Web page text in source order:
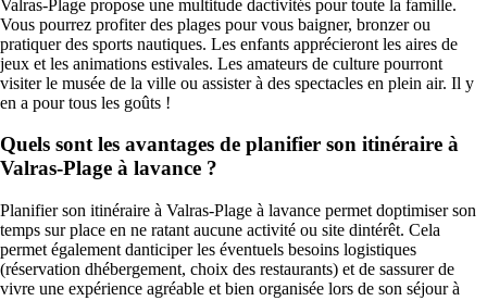
Valras-Plage propose une multitude dactivités pour toute la famille.
Vous pourrez profiter des plages pour vous baigner, bronzer ou
pratiquer des sports nautiques. Les enfants apprécieront les aires de
jeux et les animations estivales. Les amateurs de culture pourront
visiter le musée de la ville ou assister à des spectacles en plein air. Il y
en a pour tous les goûts !
Quels sont les avantages de planifier son itinéraire à
Valras-Plage à lavance ?
Planifier son itinéraire à Valras-Plage à lavance permet doptimiser son
temps sur place en ne ratant aucune activité ou site dintérêt. Cela
permet également danticiper les éventuels besoins logistiques
(réservation dhébergement, choix des restaurants) et de sassurer de
vivre une expérience agréable et bien organisée lors de son séjour à